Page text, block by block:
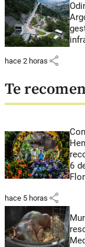
hace 2 horas share
Te
6
hace 5 horas share